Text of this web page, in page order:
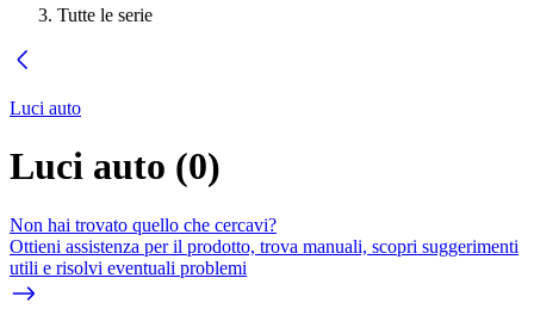
Tutte le serie
Luci auto
Luci auto (0)
Non hai trovato quello che cercavi?
Ottieni assistenza per il prodotto, trova manuali, scopri suggerimenti
utili e risolvi eventuali problemi